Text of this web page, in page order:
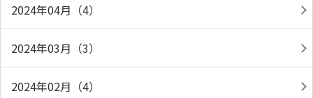
2024年04月（4）
2024年03月（3）
2024年02月（4）